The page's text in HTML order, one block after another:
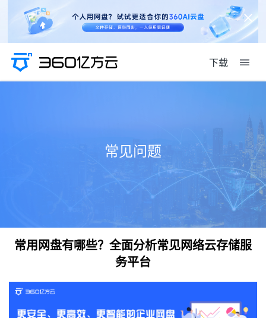
下载
常见问题
常用网盘有哪些？全面分析常见网络云存储服
务平台